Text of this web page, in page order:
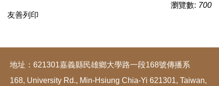
瀏覽數: 700
友善列印
地址：621301嘉義縣民雄鄉大學路一段168號傳播系
168, University Rd., Min-Hsiung Chia-Yi 621301, Taiwan,